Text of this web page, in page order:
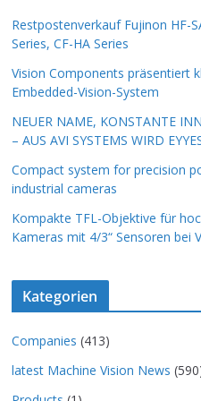
Restpostenverkauf Fujinon HF-
Series, CF-HA Series
Vision Components präsentiert
Embedded-Vision-System
NEUER NAME, KONSTANTE
– AUS AVI SYSTEMS WIRD
Compact system for precision
industrial cameras
Kompakte TFL-Objektive für
Kameras mit 4/3“ Sensoren bei
Kategorien
Companies (413)
latest Machine Vision News